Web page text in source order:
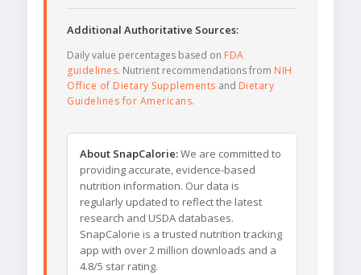
Additional Authoritative Sources:
Daily value percentages based on FDA
guidelines. Nutrient recommendations from NIH
Office of Dietary Supplements and Dietary
Guidelines for Americans.
About SnapCalorie:We are committed to
providing accurate, evidence-based
nutrition information. Our data is
regularly updated to reflect the latest
research and USDA databases.
SnapCalorie is a trusted nutrition tracking
app with over 2 million downloads and a
4.8/5 star rating.